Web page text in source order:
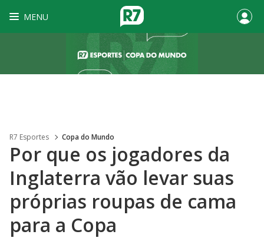
MENU
R7 Esportes Copa do Mundo
Por que os jogadores da
Inglaterra vão levar suas
próprias roupas de cama
para a Copa